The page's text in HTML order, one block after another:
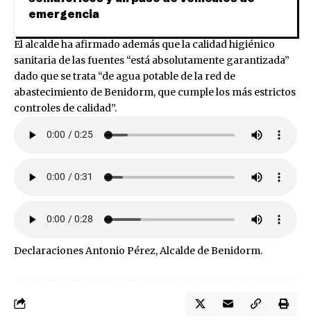
emergencia
El alcalde ha afirmado además que la calidad higiénico
sanitaria de las fuentes “está absolutamente garantizada”
dado que se trata “de agua potable de la red de
abastecimiento de Benidorm, que cumple los más estrictos
controles de calidad”.
Declaraciones Antonio Pérez, Alcalde de Benidorm.